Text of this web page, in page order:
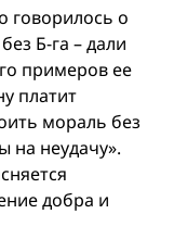
говорилось о
Б-га – дали
примеров ее
платит
мораль без
на неудачу».
добра и